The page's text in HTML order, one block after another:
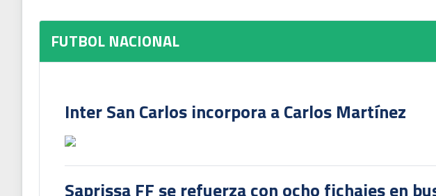
FUTBOL NACIONAL
Inter San Carlos incorpora a Carlos Martínez
Saprissa FF se refuerza con ocho fichajes en